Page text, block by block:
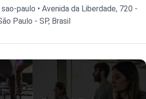
paulo • Avenida da Liberdade, 720 -
Paulo - SP, Brasil